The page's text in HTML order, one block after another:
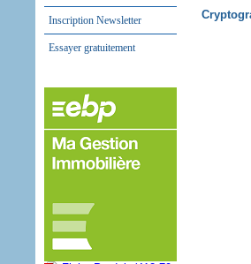
Inscription Newsletter
Essayer gratuitement